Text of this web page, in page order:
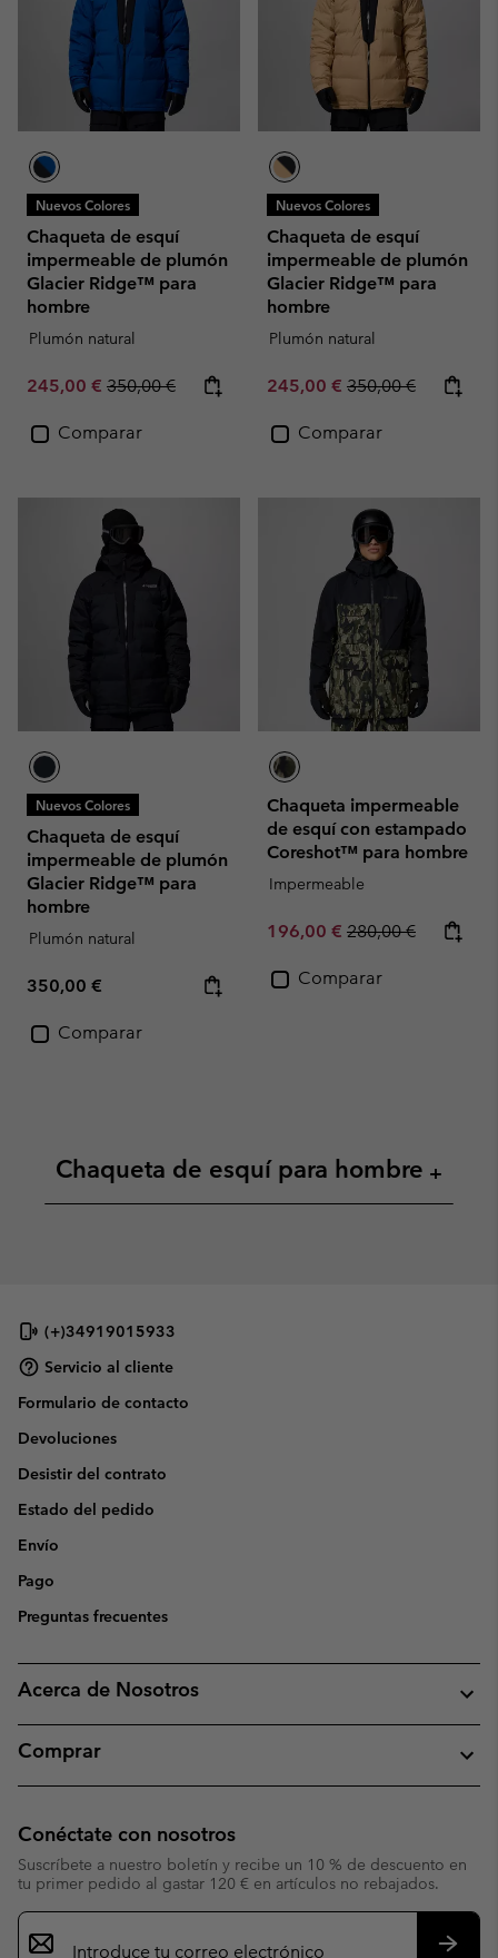
Nuevos Colores
Chaqueta de esquí
impermeable de plumón
Glacier Ridge™ para
hombre
Plumón natural
Sale price:
245,00 € Regular price:
350,00 €
Comparar
Nuevos Colores
Chaqueta de esquí
impermeable de plumón
Glacier Ridge™ para
hombre
Plumón natural
Sale price:
245,00 € Regular price:
350,00 €
Comparar
Nuevos Colores
Chaqueta de esquí
impermeable de plumón
Glacier Ridge™ para
hombre
Plumón natural
Regular price:
350,00 €
Comparar
Chaqueta impermeable
de esquí con estampado
Coreshot™ para hombre
Impermeable
Sale price:
196,00 € Regular price:
280,00 €
Comparar
Chaqueta de esquí para hombre +
(+)34919015933
Servicio al cliente
Formulario de contacto
Devoluciones
Desistir del contrato
Estado del pedido
Envío
Pago
Preguntas frecuentes
Acerca de Nosotros
Comprar
Conéctate con nosotros
Suscríbete a nuestro boletín y recibe un 10 % de descuento en
tu primer pedido al gastar 120 € en artículos no rebajados.
Suscripción
de